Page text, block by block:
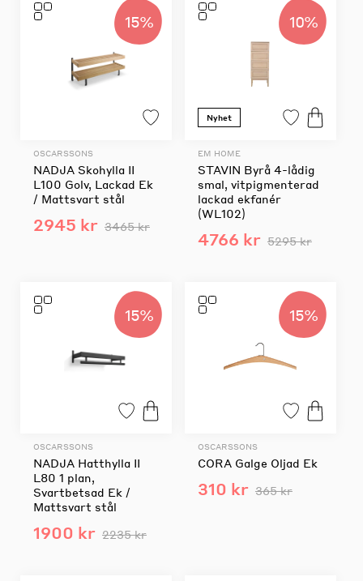
15%
OSCARSSONS
NADJA Skohylla II
L100 Golv, Lackad Ek
/ Mattsvart stål
2945 kr 3465 kr
10%
Nyhet
EM HOME
STAVIN Byrå 4-lådig
smal, vitpigmenterad
lackad ekfanér
(WL102)
4766 kr 5295 kr
15%
OSCARSSONS
NADJA Hatthylla II
L80 1 plan,
Svartbetsad Ek /
Mattsvart stål
1900 kr 2235 kr
15%
OSCARSSONS
CORA Galge Oljad Ek
310 kr 365 kr